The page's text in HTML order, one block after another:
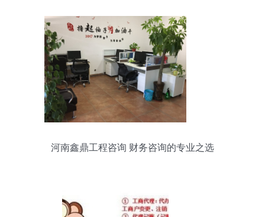
河南鑫鼎工程咨询 财务咨询的专业之选